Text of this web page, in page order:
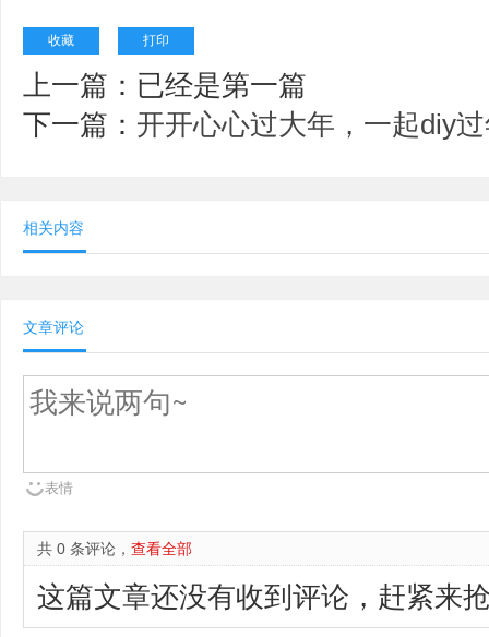
收藏 打印
上一篇：已经是第一篇
下一篇： 开开心心过大年，一起diy
相关内容
文章评论
表情
共 0 条评论， 查看全部
这篇文章还没有收到评论，赶紧来